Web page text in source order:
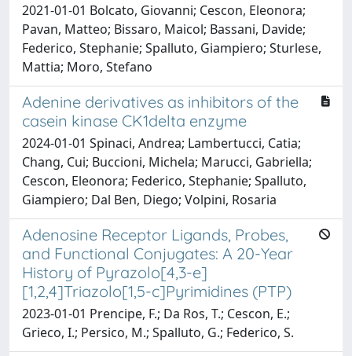
2021-01-01 Bolcato, Giovanni; Cescon, Eleonora;
Pavan, Matteo; Bissaro, Maicol; Bassani, Davide;
Federico, Stephanie; Spalluto, Giampiero; Sturlese,
Mattia; Moro, Stefano
Adenine derivatives as inhibitors of the
casein kinase CK1delta enzyme
2024-01-01 Spinaci, Andrea; Lambertucci, Catia;
Chang, Cui; Buccioni, Michela; Marucci, Gabriella;
Cescon, Eleonora; Federico, Stephanie; Spalluto,
Giampiero; Dal Ben, Diego; Volpini, Rosaria
Adenosine Receptor Ligands, Probes,
and Functional Conjugates: A 20-Year
History of Pyrazolo[4,3-e]
[1,2,4]Triazolo[1,5-c]Pyrimidines (PTP)
2023-01-01 Prencipe, F.; Da Ros, T.; Cescon, E.;
Grieco, I.; Persico, M.; Spalluto, G.; Federico, S.